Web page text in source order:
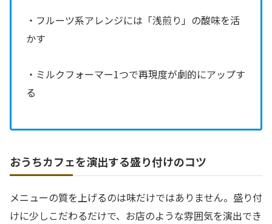
・フルーツ系アレンジには「浅煎り」の酸味を活
かす
・ミルクフォーマー1つで再現度が劇的にアップす
る
おうちカフェを演出する盛り付けのコツ
メニューの質を上げるのは味だけではありません。盛り付
けに少しこだわるだけで、お店のような雰囲気を演出でき